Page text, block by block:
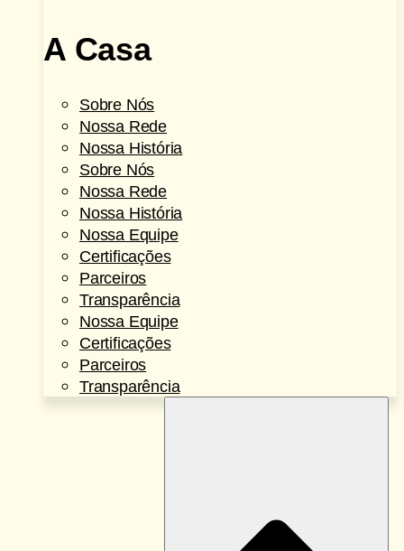
A Casa
Sobre Nós
Nossa Rede
Nossa História
Sobre Nós
Nossa Rede
Nossa História
Nossa Equipe
Certificações
Parceiros
Transparência
Nossa Equipe
Certificações
Parceiros
Transparência